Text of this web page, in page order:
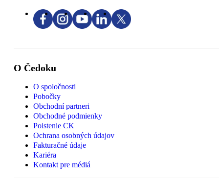
O Čedoku
O spoločnosti
Pobočky
Obchodní partneri
Obchodné podmienky
Poistenie CK
Ochrana osobných údajov
Fakturačné údaje
Kariéra
Kontakt pre médiá